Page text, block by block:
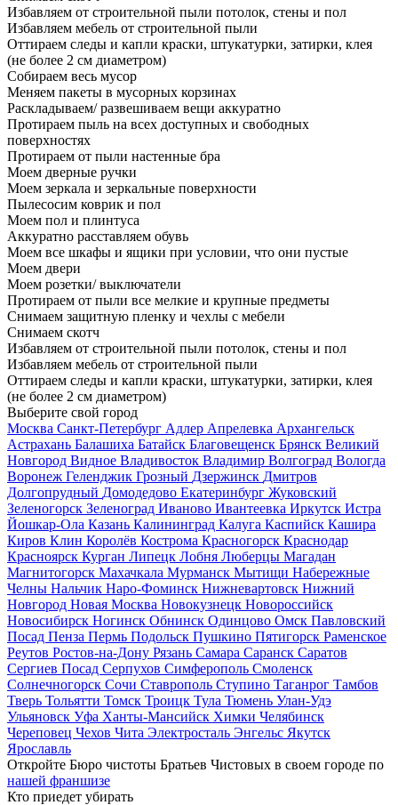
Избавляем от строительной пыли потолок, стены и пол
Избавляем мебель от строительной пыли
Оттираем следы и капли краски, штукатурки, затирки, клея
(не более 2 см диаметром)
Собираем весь мусор
Меняем пакеты в мусорных корзинах
Раскладываем/ развешиваем вещи аккуратно
Протираем пыль на всех доступных и свободных
поверхностях
Протираем от пыли настенные бра
Моем дверные ручки
Моем зеркала и зеркальные поверхности
Пылесосим коврик и пол
Моем пол и плинтуса
Аккуратно расставляем обувь
Моем все шкафы и ящики при условии, что они пустые
Моем двери
Моем розетки/ выключатели
Протираем от пыли все мелкие и крупные предметы
Снимаем защитную пленку и чехлы с мебели
Снимаем скотч
Избавляем от строительной пыли потолок, стены и пол
Избавляем мебель от строительной пыли
Оттираем следы и капли краски, штукатурки, затирки, клея
(не более 2 см диаметром)
Выберите свой город
Москва Санкт-Петербург Адлер Апрелевка Архангельск
Астрахань Балашиха Батайск Благовещенск Брянск Великий
Новгород Видное Владивосток Владимир Волгоград Вологда
Воронеж Геленджик Грозный Дзержинск Дмитров
Долгопрудный Домодедово Екатеринбург Жуковский
Зеленогорск Зеленоград Иваново Ивантеевка Иркутск Истра
Йошкар-Ола Казань Калининград Калуга Каспийск Кашира
Киров Клин Королёв Кострома Красногорск Краснодар
Красноярск Курган Липецк Лобня Люберцы Магадан
Магнитогорск Махачкала Мурманск Мытищи Набережные
Челны Нальчик Наро-Фоминск Нижневартовск Нижний
Новгород Новая Москва Новокузнецк Новороссийск
Новосибирск Ногинск Обнинск Одинцово Омск Павловский
Посад Пенза Пермь Подольск Пушкино Пятигорск Раменское
Реутов Ростов-на-Дону Рязань Самара Саранск Саратов
Сергиев Посад Серпухов Симферополь Смоленск
Солнечногорск Сочи Ставрополь Ступино Таганрог Тамбов
Тверь Тольятти Томск Троицк Тула Тюмень Улан-Удэ
Ульяновск Уфа Ханты-Мансийск Химки Челябинск
Череповец Чехов Чита Электросталь Энгельс Якутск
Ярославль
Откройте Бюро чистоты Братьев Чистовых в своем городе по
нашей франшизе
Кто приедет убирать